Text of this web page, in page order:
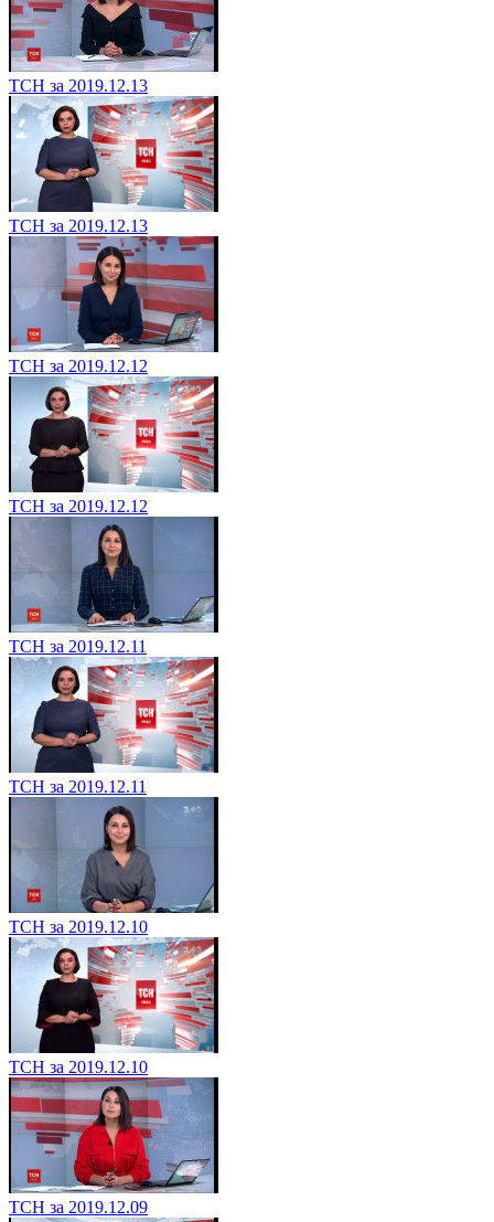
ТСН за 2019.12.13
ТСН за 2019.12.13
ТСН за 2019.12.12
ТСН за 2019.12.12
ТСН за 2019.12.11
ТСН за 2019.12.11
ТСН за 2019.12.10
ТСН за 2019.12.10
ТСН за 2019.12.09